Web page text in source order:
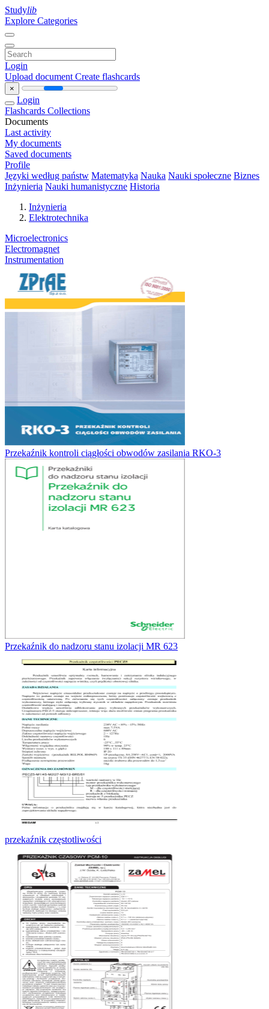
Studylib
Explore Categories
Login
Upload document Create flashcards
×
Login
Flashcards Collections
Documents
Last activity
My documents
Saved documents
Profile
Języki według państw Matematyka Nauka Nauki społeczne Biznes
Inżynieria Nauki humanistyczne Historia
Inżynieria
Elektrotechnika
Microelectronics
Electromagnet
Instrumentation
Przekaźnik kontroli ciągłości obwodów zasilania RKO-3
Przekaźnik do nadzoru stanu izolacji MR 623
przekaźnik częstotliwości